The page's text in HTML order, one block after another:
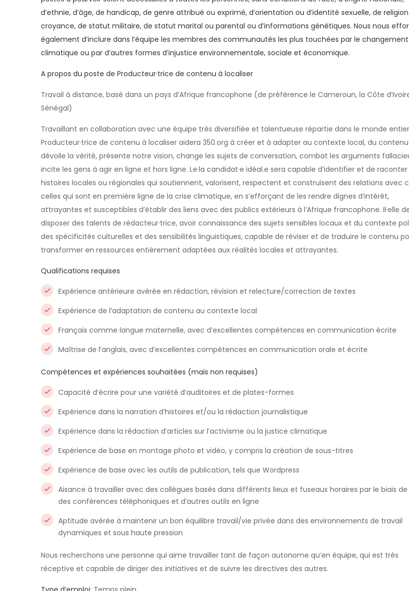
d’ethnie, d’âge, de handicap, de genre attribué ou exprimé, d’orientation ou d’identité sexuelle, de
croyance, de statut militaire, de statut marital ou parental ou d’informations génétiques. Nous nous
également d’inclure dans l’équipe les membres des communautés les plus touchées par le changement
climatique ou par d’autres formes d’injustice environnementale, sociale et économique.
A propos du poste de Producteur·trice de contenu à localiser
Travail à distance, basé dans un pays d’Afrique francophone (de préférence le Cameroun, la Côte
Sénégal)
Travaillant en collaboration avec une équipe très diversifiée et talentueuse répartie dans le monde
Producteur·trice de contenu à localiser aidera 350.org à créer et à adapter au contexte local, du
dévoile la vérité, présente notre vision, change les sujets de conversation, combat les arguments
incite les gens à agir en ligne et hors ligne. Le·la candidat·e idéal.e sera capable d’identifier et de raconter
histoires locales ou régionales qui soutiennent, valorisent, respectent et construisent des relations avec
celles qui sont en première ligne de la crise climatique, en s’efforçant de les rendre dignes d’intérêt,
attrayantes et susceptibles d’établir des liens avec des publics extérieurs à l’Afrique francophone. Il·elle
disposer des talents de rédacteur·trice, avoir connaissance des sujets sensibles locaux et du contexte
des spécificités culturelles et des sensibilités linguistiques, capable de réviser et de traduire le contenu
transformer en ressources entièrement adaptées aux réalités locales et attrayantes.
Qualifications requises
Expérience antérieure avérée en rédaction, révision et relecture/correction de textes
Expérience de l’adaptation de contenu au contexte local
Français comme langue maternelle, avec d’excellentes compétences en communication écrite
Maîtrise de l’anglais, avec d’excellentes compétences en communication orale et écrite
Compétences et expériences souhaitées (mais non requises)
Capacité d’écrire pour une variété d’auditoires et de plates-formes
Expérience dans la narration d’histoires et/ou la rédaction journalistique
Expérience dans la rédaction d’articles sur l’activisme ou la justice climatique
Expérience de base en montage photo et vidéo, y compris la création de sous-titres
Expérience de base avec les outils de publication, tels que Wordpress
Aisance à travailler avec des collègues basés dans différents lieux et fuseaux horaires par le biais de
des conférences téléphoniques et d’autres outils en ligne
Aptitude avérée à maintenir un bon équilibre travail/vie privée dans des environnements de travail
dynamiques et sous haute pression
Nous recherchons une personne qui aime travailler tant de façon autonome qu’en équipe, qui est très
réceptive et capable de diriger des initiatives et de suivre les directives des autres.